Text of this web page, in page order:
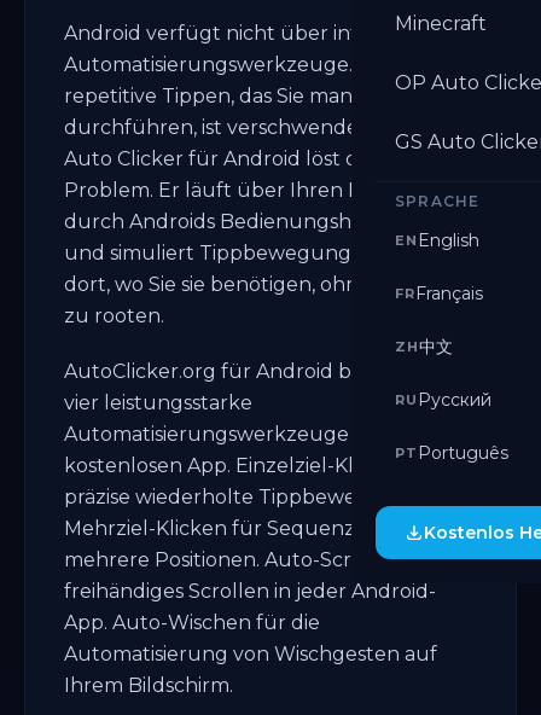
Minecraft
OP Auto
GS Auto
SPRACHE
EN English
FR Français
ZH中文
RU Русский
PT Português
Kostenlos
Android verfügt nicht über integrierte
Automatisierungswerkzeuge. Jedes
repetitive Tippen, das Sie manuell
durchführen, ist verschwendete Zeit. Ein
Auto Clicker für Android löst dieses
Problem. Er läuft über Ihren Bildschirm
durch Androids Bedienungshilfen-Dienst
und simuliert Tippbewegungen genau
dort, wo Sie sie benötigen, ohne Ihr Gerät
zu rooten.
AutoClicker.org für Android bietet Ihnen
vier leistungsstarke
Automatisierungswerkzeuge in einer
kostenlosen App. Einzelziel-Klicken für
präzise wiederholte Tippbewegungen.
Mehrziel-Klicken für Sequenzen über
mehrere Positionen. Auto-Scroll für
freihändiges Scrollen in jeder Android-
App. Auto-Wischen für die
Automatisierung von Wischgesten auf
Ihrem Bildschirm.